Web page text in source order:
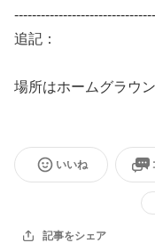
追記：
場所はホームグラウ
いいね
記事をシェア